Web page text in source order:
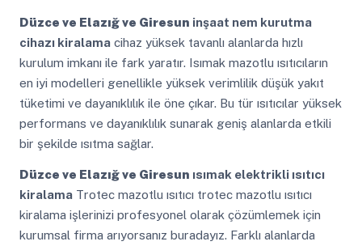
Düzce ve Elazığ ve Giresun inşaat nem kurutma
cihazı kiralamacihaz yüksek tavanlı alanlarda hızlı
kurulum imkanı ile fark yaratır. Isımak mazotlu ısıtıcıların
en iyi modelleri genellikle yüksek verimlilik düşük yakıt
tüketimi ve dayanıklılık ile öne çıkar. Bu tür ısıtıcılar yüksek
performans ve dayanıklılık sunarak geniş alanlarda etkili
bir şekilde ısıtma sağlar.
Düzce ve Elazığ ve Giresun ısımak elektrikli ısıtıcı
kiralamaTrotec mazotlu ısıtıcı trotec mazotlu ısıtıcı
kiralama işlerinizi profesyonel olarak çözümlemek için
kurumsal firma arıyorsanız buradayız. Farklı alanlarda